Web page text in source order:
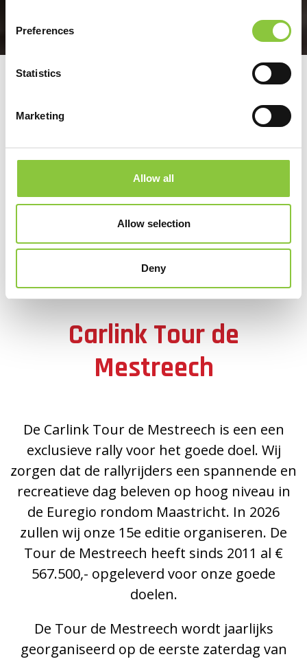
Preferences
Statistics
Marketing
Allow all
Allow selection
Deny
Carlink Tour de
Mestreech
De Carlink Tour de Mestreech is een een
exclusieve rally voor het goede doel. Wij
zorgen dat de rallyrijders een spannende en
recreatieve dag beleven op hoog niveau in
de Euregio rondom Maastricht. In 2026
zullen wij onze 15e editie organiseren. De
Tour de Mestreech heeft sinds 2011 al €
567.500,- opgeleverd voor onze goede
doelen.
De Tour de Mestreech wordt jaarlijks
georganiseerd op de eerste zaterdag van